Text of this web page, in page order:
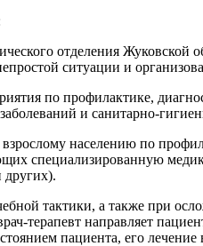
отделения
ситуации и
по профилактике,
и санитарно-
населению по
специализированную
других).
тактики, а также при
терапевт направляет
пациента, его